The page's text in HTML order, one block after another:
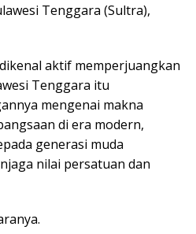
Tenggara (Sultra),
aktif memperjuangkan
Tenggara itu
mengenai makna
di era modern,
generasi muda
nilai persatuan dan